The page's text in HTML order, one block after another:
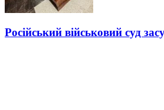
Російський військовий суд